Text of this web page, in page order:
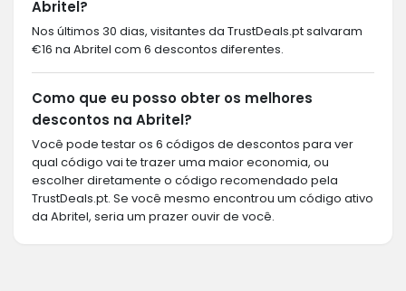
Abritel?
Nos últimos 30 dias, visitantes da TrustDeals.pt salvaram
€16 na Abritel com 6 descontos diferentes.
Como que eu posso obter os melhores
descontos na Abritel?
Você pode testar os 6 códigos de descontos para ver
qual código vai te trazer uma maior economia, ou
escolher diretamente o código recomendado pela
TrustDeals.pt. Se você mesmo encontrou um código ativo
da Abritel, seria um prazer ouvir de você.